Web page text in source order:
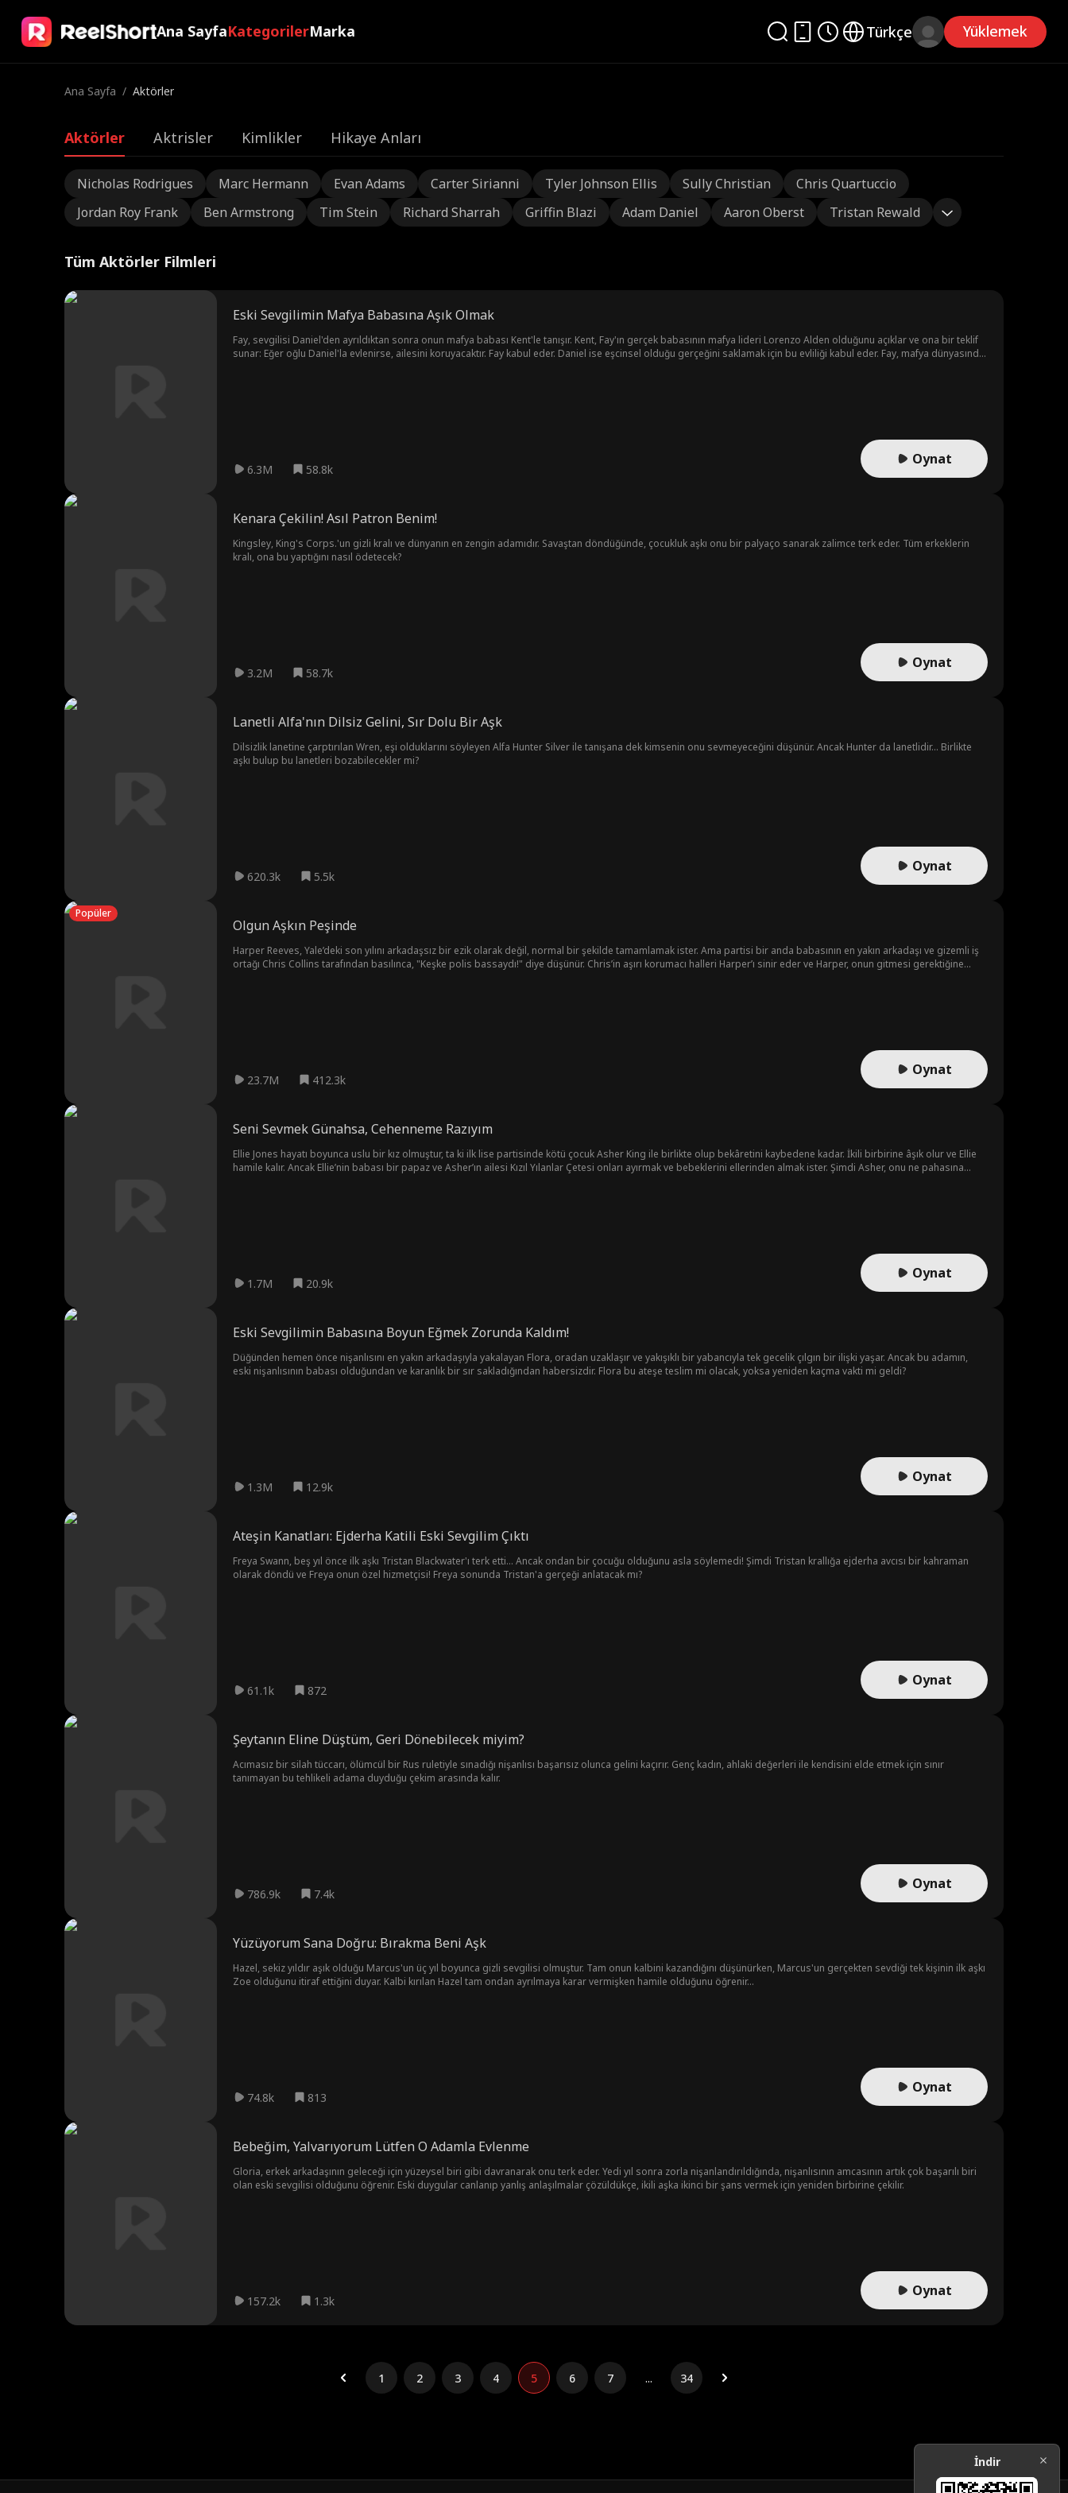
Ana SayfaKategorilerMarka Türkçe Yüklemek
Ana Sayfa / Aktörler
Aktörler Aktrisler Kimlikler Hikaye Anları
Nicholas Rodrigues Marc Hermann Evan Adams Carter Sirianni Tyler Johnson Ellis Sully Christian
Chris Quartuccio
Jordan Roy Frank
Ben Armstrong Tim Stein Richard Sharrah Griffin Blazi Adam Daniel Aaron Oberst Tristan Rewald
Tüm Aktörler Filmleri
Eski Sevgilimin Mafya Babasına Aşık Olmak
Fay, sevgilisi Daniel'den ayrıldıktan sonra onun mafya babası Kent'le tanışır. Kent, Fay'ın gerçek babasının mafya lideri Lorenzo Alden olduğunu açıklar ve ona bir teklif
sunar: Eğer oğlu Daniel'la evlenirse, ailesini koruyacaktır. Fay kabul eder. Daniel ise eşcinsel olduğu gerçeğini saklamak için bu evliliği kabul eder. Fay, mafya dünyasında
6.3M 58.8k
Oynat
Kenara Çekilin! Asıl Patron Benim!
Kingsley, King's Corps.'un gizli kralı ve dünyanın en zengin adamıdır. Savaştan döndüğünde, çocukluk aşkı onu bir palyaço sanarak zalimce terk eder. Tüm erkeklerin
kralı, ona bu yaptığını nasıl ödetecek?
3.2M 58.7k
Oynat
Lanetli Alfa'nın Dilsiz Gelini, Sır Dolu Bir Aşk
Dilsizlik lanetine çarptırılan Wren, eşi olduklarını söyleyen Alfa Hunter Silver ile tanışana dek kimsenin onu sevmeyeceğini düşünür. Ancak Hunter da lanetlidir... Birlikte
aşkı bulup bu lanetleri bozabilecekler mi?
620.3k 5.5k
Oynat
Popüler
Olgun Aşkın Peşinde
Harper Reeves, Yale’deki son yılını arkadaşsız bir ezik olarak değil, normal bir şekilde tamamlamak ister. Ama partisi bir anda babasının en yakın arkadaşı ve gizemli iş
ortağı Chris Collins tarafından basılınca, "Keşke polis bassaydı!" diye düşünür. Chris’in aşırı korumacı halleri Harper’ı sinir eder ve Harper, onun gitmesi gerektiğine
23.7M 412.3k
Oynat
Seni Sevmek Günahsa, Cehenneme Razıyım
Ellie Jones hayatı boyunca uslu bir kız olmuştur, ta ki ilk lise partisinde kötü çocuk Asher King ile birlikte olup bekâretini kaybedene kadar. İkili birbirine âşık olur ve Ellie
hamile kalır. Ancak Ellie’nin babası bir papaz ve Asher’ın ailesi Kızıl Yılanlar Çetesi onları ayırmak ve bebeklerini ellerinden almak ister. Şimdi Asher, onu ne pahasına
1.7M 20.9k
Oynat
Eski Sevgilimin Babasına Boyun Eğmek Zorunda Kaldım!
Düğünden hemen önce nişanlısını en yakın arkadaşıyla yakalayan Flora, oradan uzaklaşır ve yakışıklı bir yabancıyla tek gecelik çılgın bir ilişki yaşar. Ancak bu adamın,
eski nişanlısının babası olduğundan ve karanlık bir sır sakladığından habersizdir. Flora bu ateşe teslim mi olacak, yoksa yeniden kaçma vakti mi geldi?
1.3M 12.9k
Oynat
Ateşin Kanatları: Ejderha Katili Eski Sevgilim Çıktı
Freya Swann, beş yıl önce ilk aşkı Tristan Blackwater'ı terk etti... Ancak ondan bir çocuğu olduğunu asla söylemedi! Şimdi Tristan krallığa ejderha avcısı bir kahraman
olarak döndü ve Freya onun özel hizmetçisi! Freya sonunda Tristan'a gerçeği anlatacak mı?
61.1k 872
Oynat
Şeytanın Eline Düştüm, Geri Dönebilecek miyim?
Acımasız bir silah tüccarı, ölümcül bir Rus ruletiyle sınadığı nişanlısı başarısız olunca gelini kaçırır. Genç kadın, ahlaki değerleri ile kendisini elde etmek için sınır
tanımayan bu tehlikeli adama duyduğu çekim arasında kalır.
786.9k 7.4k
Oynat
Yüzüyorum Sana Doğru: Bırakma Beni Aşk
Hazel, sekiz yıldır aşık olduğu Marcus'un üç yıl boyunca gizli sevgilisi olmuştur. Tam onun kalbini kazandığını düşünürken, Marcus'un gerçekten sevdiği tek kişinin ilk aşkı
Zoe olduğunu itiraf ettiğini duyar. Kalbi kırılan Hazel tam ondan ayrılmaya karar vermişken hamile olduğunu öğrenir...
74.8k 813
Oynat
Bebeğim, Yalvarıyorum Lütfen O Adamla Evlenme
Gloria, erkek arkadaşının geleceği için yüzeysel biri gibi davranarak onu terk eder. Yedi yıl sonra zorla nişanlandırıldığında, nişanlısının amcasının artık çok başarılı biri
olan eski sevgilisi olduğunu öğrenir. Eski duygular canlanıp yanlış anlaşılmalar çözüldükçe, ikili aşka ikinci bir şans vermek için yeniden birbirine çekilir.
157.2k 1.3k
Oynat
1 2 3 4 5 6 7 ... 34
İndir